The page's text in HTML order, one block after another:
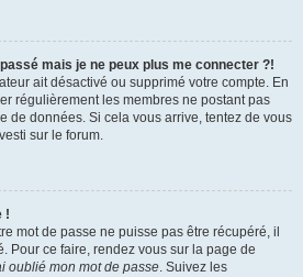
mais je ne peux plus me connecter ?!
ait désactivé ou supprimé votre compte. En
régulièrement les membres ne postant pas
de données. Si cela vous arrive, tentez de vous
sur le forum.
!
mot de passe ne puisse pas être récupéré, il
Pour ce faire, rendez vous sur la page de
oublié mon mot de passe. Suivez les